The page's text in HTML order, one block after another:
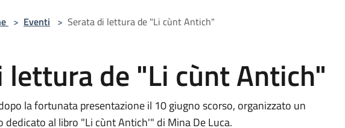
> Eventi > Serata di lettura de "Li cùnt Antich"
lettura de "Li cùnt Antich"
la fortunata presentazione il 10 giugno scorso, organizzato un
al libro "Li cùnt Antich'" di Mina De Luca.